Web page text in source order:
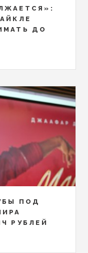
ДО
ПОД
РУБЛЕЙ